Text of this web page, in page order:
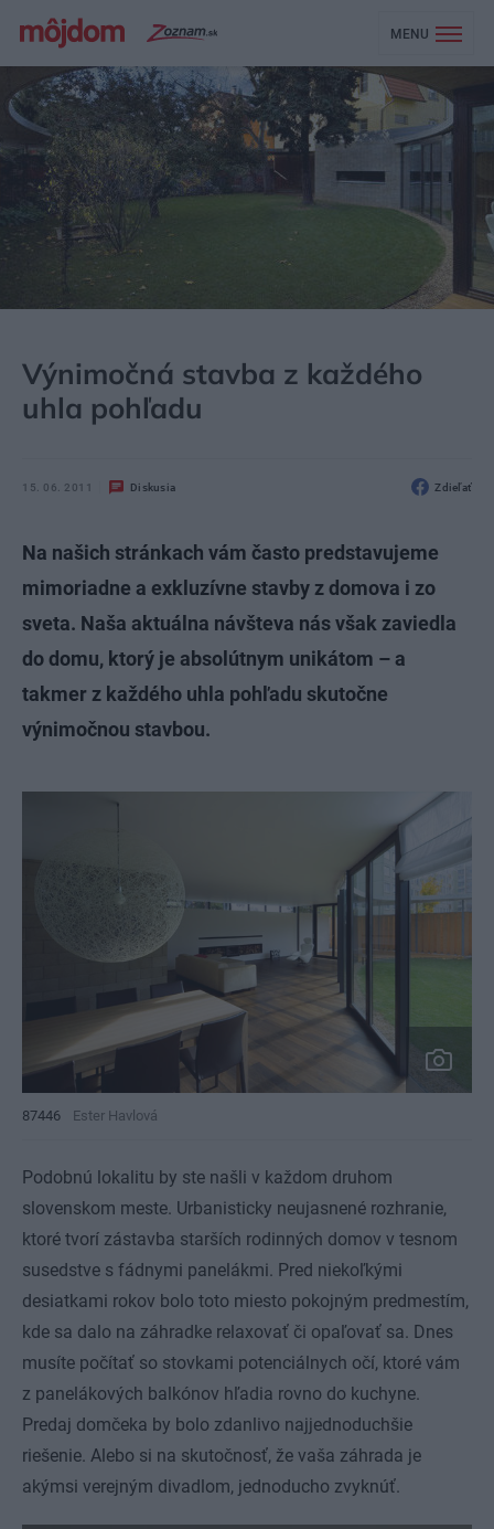
MENU
Výnimočná stavba z každého
uhla pohľadu
15. 06. 2011 Diskusia Zdieľať
Na našich stránkach vám často predstavujeme
mimoriadne a exkluzívne stavby z domova i zo
sveta. Naša aktuálna návšteva nás však zaviedla
do domu, ktorý je absolútnym unikátom – a
takmer z každého uhla pohľadu skutočne
výnimočnou stavbou.
87446 Ester Havlová
Podobnú lokalitu by ste našli v každom druhom
slovenskom meste. Urbanisticky neujasnené rozhranie,
ktoré tvorí zástavba starších rodinných domov v tesnom
susedstve s fádnymi panelákmi. Pred niekoľkými
desiatkami rokov bolo toto miesto pokojným predmestím,
kde sa dalo na záhradke relaxovať či opaľovať sa. Dnes
musíte počítať so stovkami potenciálnych očí, ktoré vám
z panelákových balkónov hľadia rovno do kuchyne.
Predaj domčeka by bolo zdanlivo najjednoduchšie
riešenie. Alebo si na skutočnosť, že vaša záhrada je
akýmsi verejným divadlom, jednoducho zvyknúť.